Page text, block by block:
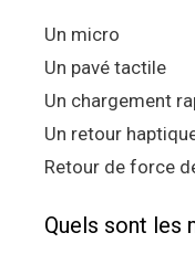
Un micro
Un pavé tactile
Un chargement
Un retour
Retour de force
Quels sont les